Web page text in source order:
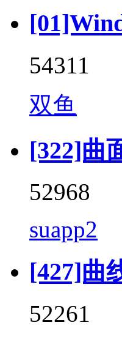
54311
双鱼
[322]曲
52968
suapp2
[427]曲
52261